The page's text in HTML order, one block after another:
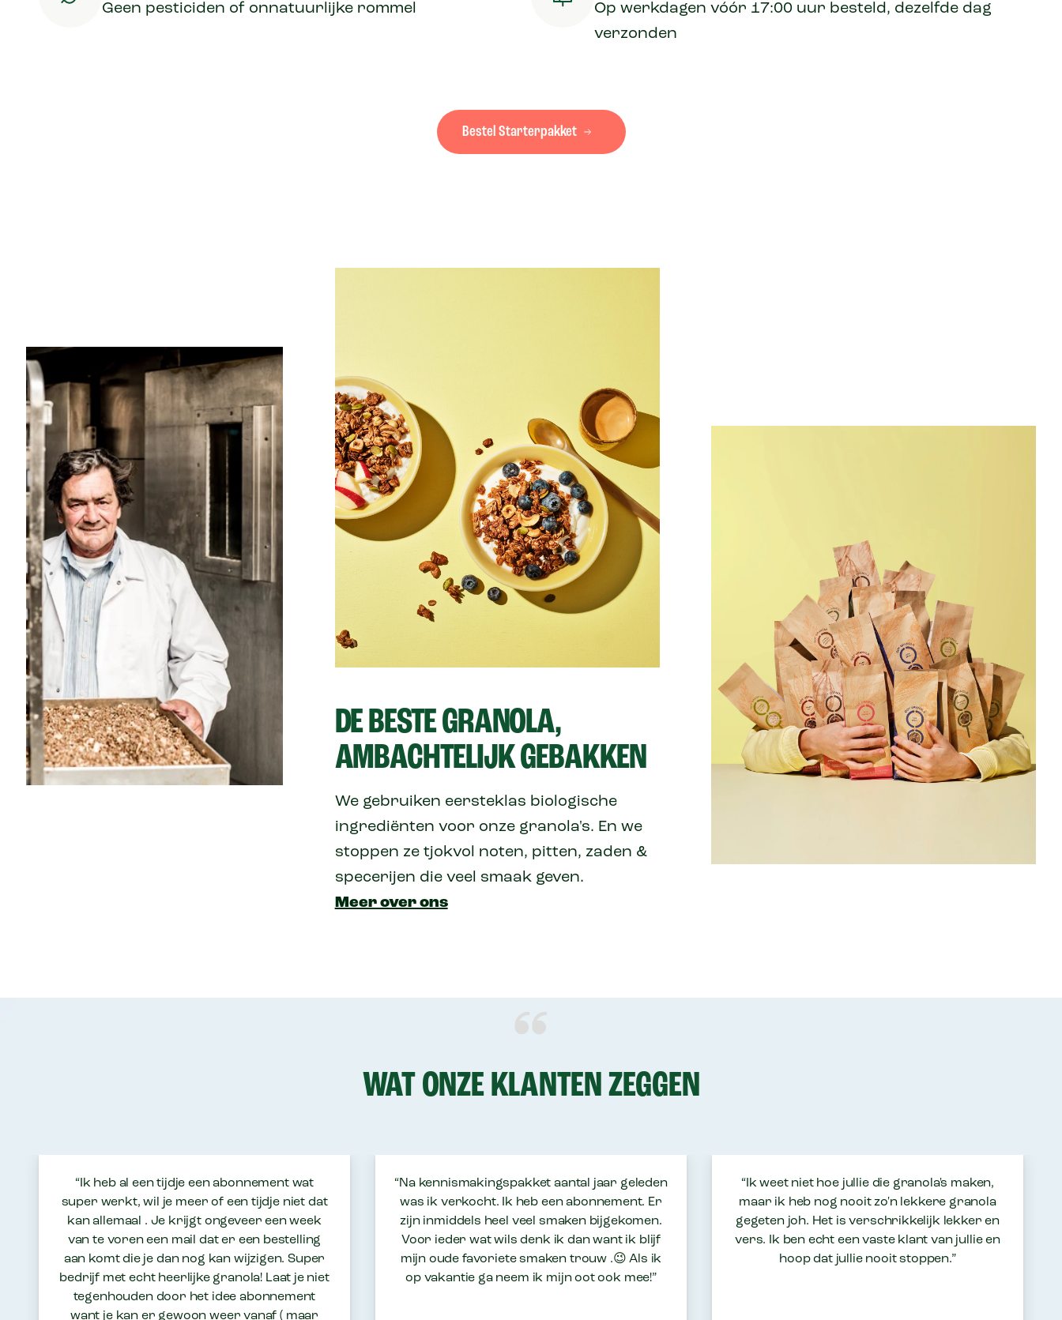
Geen pesticiden of onnatuurlijke rommel
Op werkdagen vóór 17:00 uur besteld, dezelfde dag
verzonden
Bestel Starterpakket
DE BESTE GRANOLA,
AMBACHTELIJK GEBAKKEN
We gebruiken eersteklas biologische
ingrediënten voor onze granola's. En we
stoppen ze tjokvol noten, pitten, zaden &
specerijen die veel smaak geven.
Meer over ons
WAT ONZE KLANTEN ZEGGEN
“Ik heb al een tijdje een abonnement wat
super werkt, wil je meer of een tijdje niet dat
kan allemaal . Je krijgt ongeveer een week
van te voren een mail dat er een bestelling
aan komt die je dan nog kan wijzigen. Super
bedrijf met echt heerlijke granola! Laat je niet
tegenhouden door het idee abonnement
want je kan er gewoon weer vanaf ( maar
“Na kennismakingspakket aantal jaar geleden
was ik verkocht. Ik heb een abonnement. Er
zijn inmiddels heel veel smaken bijgekomen.
Voor ieder wat wils denk ik dan want ik blijf
mijn oude favoriete smaken trouw .😉 Als ik
op vakantie ga neem ik mijn oot ook mee!”
“Ik weet niet hoe jullie die granola's maken,
maar ik heb nog nooit zo'n lekkere granola
gegeten joh. Het is verschrikkelijk lekker en
vers. Ik ben echt een vaste klant van jullie en
hoop dat jullie nooit stoppen.”